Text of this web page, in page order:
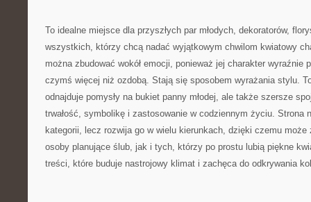
To idealne miejsce dla przyszłych par młodych, dekoratorów,
wszystkich, którzy chcą nadać wyjątkowym chwilom kwiatowy
można zbudować wokół emocji, ponieważ jej charakter wyraźnie
czymś więcej niż ozdobą. Stają się sposobem wyrażania stylu.
odnajduje pomysły na bukiet panny młodej, ale także szersze
trwałość, symbolikę i zastosowanie w codziennym życiu. Strona
kategorii, lecz rozwija go w wielu kierunkach, dzięki czemu może
osoby planujące ślub, jak i tych, którzy po prostu lubią piękne
treści, które buduje nastrojowy klimat i zachęca do odkrywania